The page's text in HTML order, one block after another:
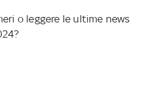
o leggere le ultime news